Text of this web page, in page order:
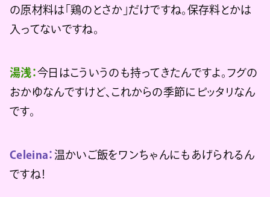
の原材料は「鶏のとさか」だけですね。保存料とかは
入ってないですね。
湯浅：今日はこういうのも持ってきたんですよ。フグの
おかゆなんですけど、これからの季節にピッタリなん
です。
Celeina： 温かいご飯をワンちゃんにもあげられるん
ですね！